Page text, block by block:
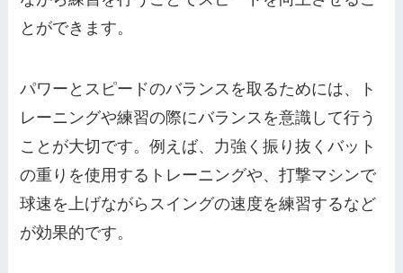
とができます。
パワーとスピードのバランスを取るためには、ト
レーニングや練習の際にバランスを意識して行う
ことが大切です。例えば、力強く振り抜くバット
の重りを使用するトレーニングや、打撃マシンで
球速を上げながらスイングの速度を練習するなど
が効果的です。